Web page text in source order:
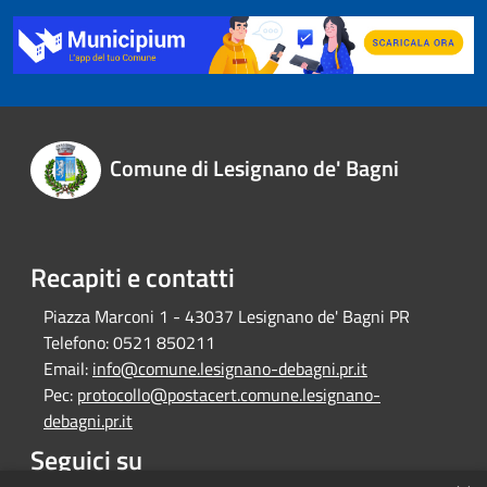
Comune di Lesignano de' Bagni
Recapiti e contatti
Piazza Marconi 1 - 43037 Lesignano de' Bagni PR
Telefono:0521 850211
Email: info@comune.lesignano-debagni.pr.it
Pec: protocollo@postacert.comune.lesignano-
debagni.pr.it
Seguici su